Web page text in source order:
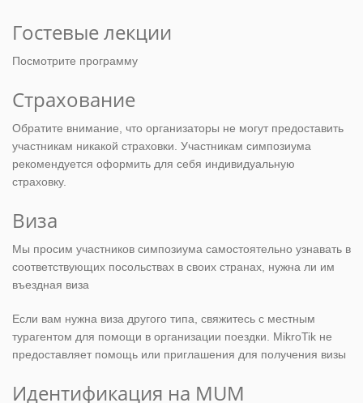
Гостевые лекции
Посмотрите программу
Страхование
Обратите внимание, что организаторы не могут предоставить
участникам никакой страховки. Участникам симпозиума
рекомендуется оформить для себя индивидуальную
страховку.
Виза
Мы просим участников симпозиума самостоятельно узнавать в
соответствующих посольствах в своих странах, нужна ли им
въездная виза
Если вам нужна виза другого типа, свяжитесь с местным
турагентом для помощи в организации поездки. MikroTik не
предоставляет помощь или приглашения для получения визы
Идентификация на MUM